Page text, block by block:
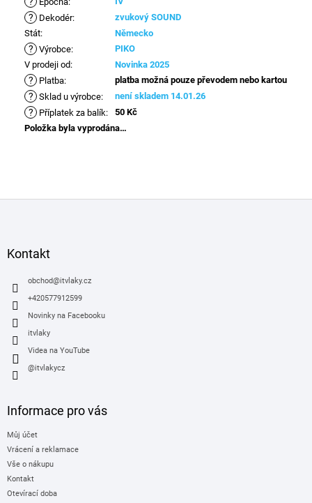
? Dekodér:
zvukový SOUND
Stát: Německo
? Výrobce:
PIKO
V prodeji od: Novinka 2025
? Platba: platba možná pouze převodem nebo kartou
? Sklad u výrobce: není skladem 14.01.26
? Příplatek za balík:
50 Kč
Položka byla vyprodána…
Kontakt
obchod@itvlaky.cz
+420577912599
Novinky na Facebooku
itvlaky
Videa na YouTube
@itvlakycz
Informace pro vás
Můj účet
Vrácení a reklamace
Vše o nákupu
Kontakt
Otevírací doba